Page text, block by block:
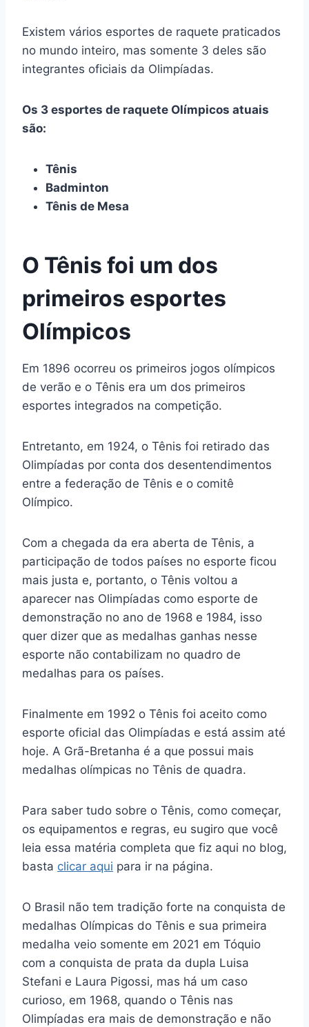
Existem vários esportes de raquete praticados
no mundo inteiro, mas somente 3 deles são
integrantes oficiais da Olimpíadas.
Os 3 esportes de raquete Olímpicos atuais
são:
Tênis
Badminton
Tênis de Mesa
O Tênis foi um dos
primeiros esportes
Olímpicos
Em 1896 ocorreu os primeiros jogos olímpicos
de verão e o Tênis era um dos primeiros
esportes integrados na competição.
Entretanto, em 1924, o Tênis foi retirado das
Olimpíadas por conta dos desentendimentos
entre a federação de Tênis e o comitê
Olímpico.
Com a chegada da era aberta de Tênis, a
participação de todos países no esporte ficou
mais justa e, portanto, o Tênis voltou a
aparecer nas Olimpíadas como esporte de
demonstração no ano de 1968 e 1984, isso
quer dizer que as medalhas ganhas nesse
esporte não contabilizam no quadro de
medalhas para os países.
Finalmente em 1992 o Tênis foi aceito como
esporte oficial das Olimpíadas e está assim até
hoje. A Grã-Bretanha é a que possui mais
medalhas olímpicas no Tênis de quadra.
Para saber tudo sobre o Tênis, como começar,
os equipamentos e regras, eu sugiro que você
leia essa matéria completa que fiz aqui no blog,
basta clicar aqui para ir na página.
O Brasil não tem tradição forte na conquista de
medalhas Olímpicas do Tênis e sua primeira
medalha veio somente em 2021 em Tóquio
com a conquista de prata da dupla Luisa
Stefani e Laura Pigossi, mas há um caso
curioso, em 1968, quando o Tênis nas
Olimpíadas era mais de demonstração e não